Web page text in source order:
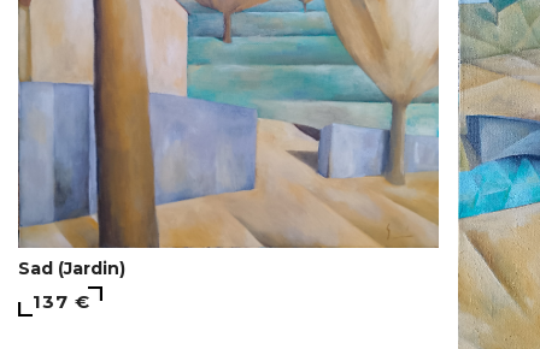
Sad (Jardin)
137 €